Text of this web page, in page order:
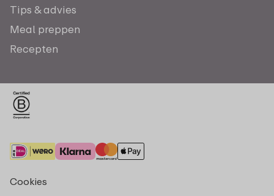
Tips & advies
Meal preppen
Recepten
Cookies